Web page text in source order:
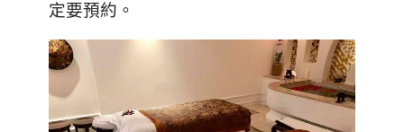
定要預約。